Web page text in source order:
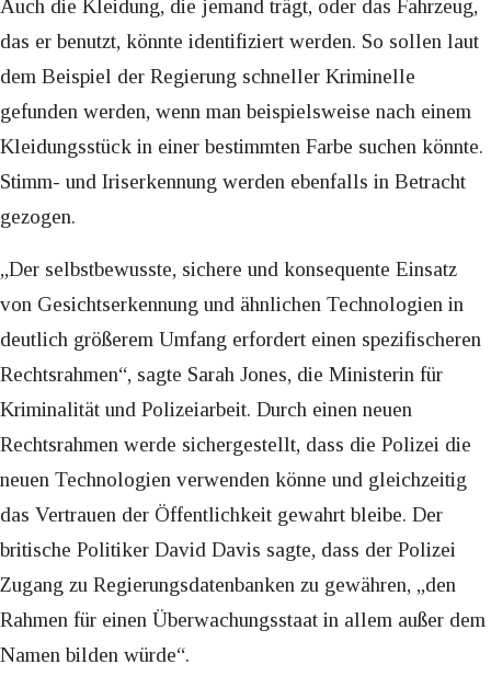
Auch die Kleidung, die jemand trägt, oder das Fahrzeug,
das er benutzt, könnte identifiziert werden. So sollen laut
dem Beispiel der Regierung schneller Kriminelle
gefunden werden, wenn man beispielsweise nach einem
Kleidungsstück in einer bestimmten Farbe suchen könnte.
Stimm- und Iriserkennung werden ebenfalls in Betracht
gezogen.
„Der selbstbewusste, sichere und konsequente Einsatz
von Gesichtserkennung und ähnlichen Technologien in
deutlich größerem Umfang erfordert einen spezifischeren
Rechtsrahmen“, sagte Sarah Jones, die Ministerin für
Kriminalität und Polizeiarbeit. Durch einen neuen
Rechtsrahmen werde sichergestellt, dass die Polizei die
neuen Technologien verwenden könne und gleichzeitig
das Vertrauen der Öffentlichkeit gewahrt bleibe. Der
britische Politiker David Davis sagte, dass der Polizei
Zugang zu Regierungsdatenbanken zu gewähren, „den
Rahmen für einen Überwachungsstaat in allem außer dem
Namen bilden würde“.